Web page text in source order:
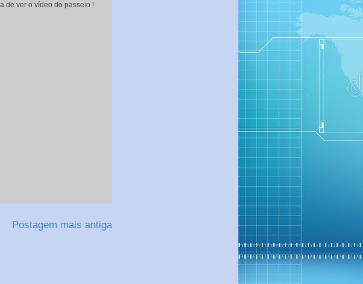
de ver o vídeo do passeio !
Postagem mais antiga